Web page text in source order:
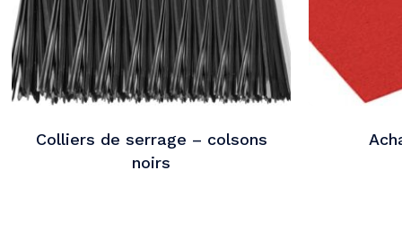
Colliers de serrage – colsons
noirs